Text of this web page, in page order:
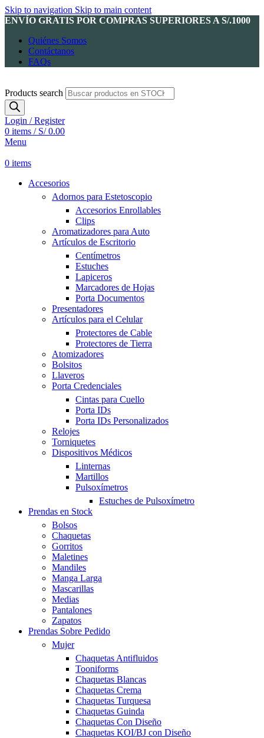
Skip to navigation Skip to main content
ENVÍO GRATIS POR COMPRAS SUPERIORES A S/.1000
Quiénes Somos
Contáctanos
FAQs
Products search
Login / Register
0 items / S/0.00
Menu
0 items
Accesorios
Adornos para Estetoscopio
Accesorios Enrollables
Clips
Aromatizadores para Auto
Artículos de Escritorio
Centímetros
Estuches
Lapiceros
Marcadores de Hojas
Porta Documentos
Presentadores
Artículos para el Celular
Protectores de Cable
Protectores de Tierra
Atomizadores
Bolsitos
Llaveros
Porta Credenciales
Cintas para Cuello
Porta IDs
Porta IDs Personalizados
Relojes
Torniquetes
Dispositivos Médicos
Linternas
Martillos
Pulsoxímetros
Estuches de Pulsoxímetro
Prendas en Stock
Bolsos
Chaquetas
Gorritos
Maletines
Mandiles
Manga Larga
Mascarillas
Medias
Pantalones
Zapatos
Prendas Sobre Pedido
Mujer
Chaquetas Antifluidos
Tooniforms
Chaquetas Blancas
Chaquetas Crema
Chaquetas Turquesa
Chaquetas Guinda
Chaquetas Con Diseño
Chaquetas KOI/BJ con Diseño